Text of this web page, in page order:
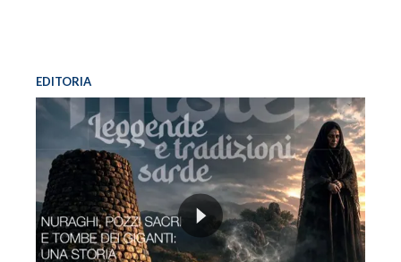
EDITORIA